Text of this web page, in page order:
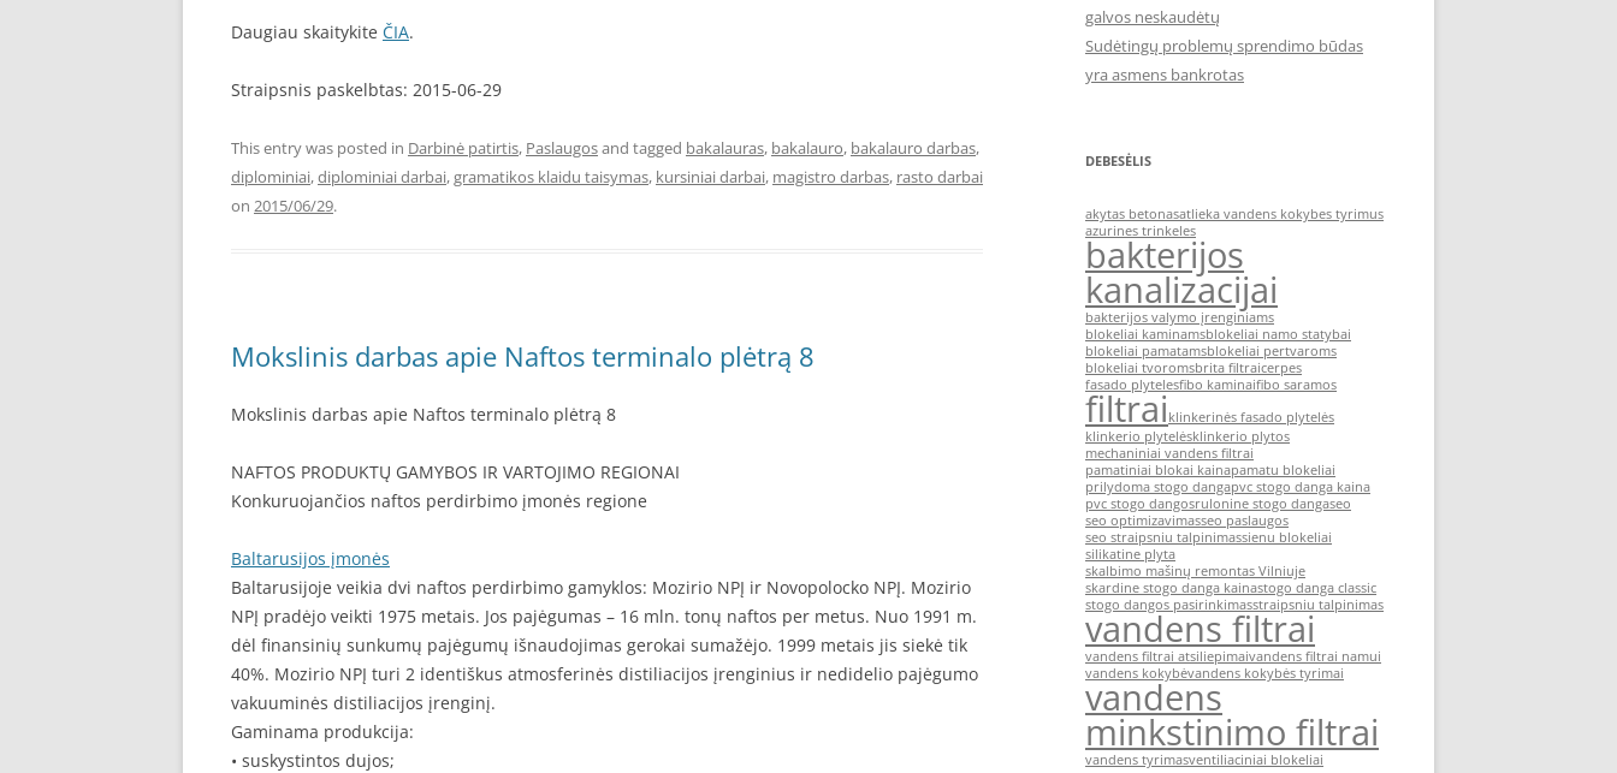
Daugiau skaitykite ČIA.
Straipsnis paskelbtas: 2015-06-29
This entry was posted in Darbinė patirtis, Paslaugosand tagged bakalauras, bakalauro, bakalauro darbas,
diplominiai,diplominiai darbai,gramatikos klaidu taisymas, kursiniai darbai, magistro darbas, rasto darbai
on 2015/06/29.
Mokslinis darbas apie Naftos terminalo plėtrą 8
Mokslinis darbas apie Naftos terminalo plėtrą 8
NAFTOS PRODUKTŲ GAMYBOS IR VARTOJIMO REGIONAI
Konkuruojančios naftos perdirbimo įmonės regione
Baltarusijos įmonės
Baltarusijoje veikia dvi naftos perdirbimo gamyklos: Mozirio NPĮ ir Novopolocko NPĮ. Mozirio
NPĮ pradėjo veikti 1975 metais. Jos pajėgumas – 16 mln. tonų naftos per metus. Nuo 1991 m.
dėl finansinių sunkumų pajėgumų išnaudojimas gerokai sumažėjo. 1999 metais jis siekė tik
40%. Mozirio NPĮ turi 2 identiškus atmosferinės distiliacijos įrenginius ir nedidelio pajėgumo
vakuuminės distiliacijos įrenginį.
Gaminama produkcija:
• suskystintos dujos;
galvos neskaudėtų
Sudėtingų problemų sprendimo būdas
yra asmens bankrotas
DEBESĖLIS
akytas betonasatlieka vandens kokybes tyrimus
azurines trinkeles
bakterijos
kanalizacijai
bakterijos valymo įrenginiams
blokeliai kaminamsblokeliai namo statybai
blokeliai pamatamsblokeliai pertvaroms
blokeliai tvoromsbrita filtraicerpes
fasado plytelesfibo kaminaifibo saramos
filtrai klinkerinės fasado plytelės
klinkerio plytelėsklinkerio plytos
mechaniniai vandens filtrai
pamatiniai blokai kainapamatu blokeliai
prilydoma stogo dangapvc stogo danga kaina
pvc stogo dangosrulonine stogo dangaseo
seo optimizavimasseo paslaugos
seo straipsniu talpinimassienu blokeliai
silikatine plyta
skalbimo mašinų remontas Vilniuje
skardine stogo danga kainastogo danga classic
stogo dangos pasirinkimasstraipsniu talpinimas
vandens filtrai
vandens filtrai atsiliepimaivandens filtrai namui
vandens kokybėvandens kokybės tyrimai
vandens
minkstinimo filtrai
vandens tyrimasventiliaciniai blokeliai